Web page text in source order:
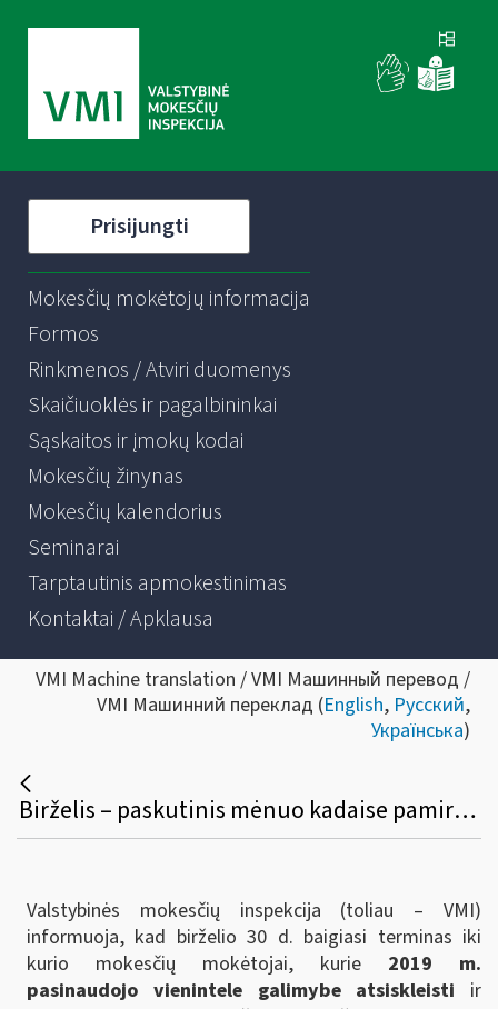
Prisijungti
Mokesčių mokėtojų informacija
Formos
Rinkmenos / Atviri duomenys
Skaičiuoklės ir pagalbininkai
Sąskaitos ir įmokų kodai
Mokesčių žinynas
Mokesčių kalendorius
Seminarai
Tarptautinis apmokestinimas
Kontaktai / Apklausa
VMI Machine translation / VMI Машинный перевод /
VMI Машинний переклад (English, Русский,
Українська)
Birželis – paskutinis mėnuo kadaise pamirštiems mokesčiams be delspinigių sumokėti
Valstybinės mokesčių inspekcija (toliau – VMI)
informuoja, kad birželio 30 d. baigiasi terminas iki
kurio mokesčių mokėtojai, kurie 2019 m.
pasinaudojo vienintele galimybe atsiskleisti ir